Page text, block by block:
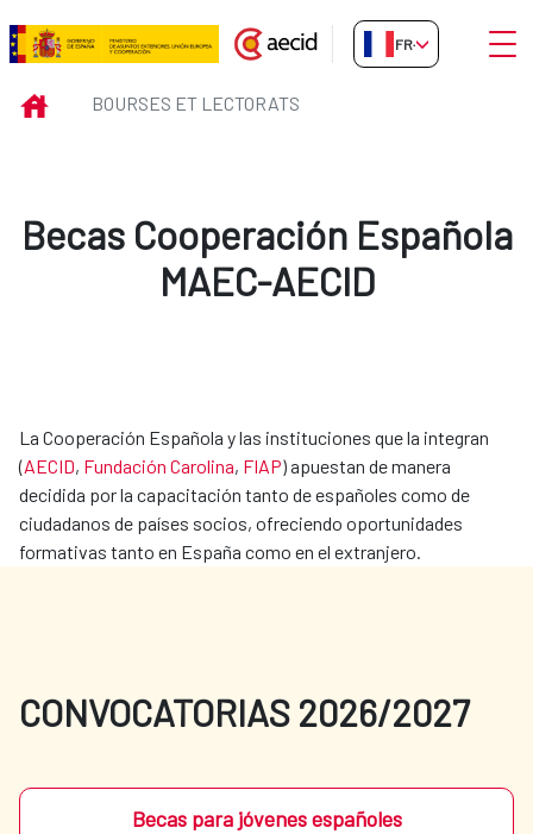
Saut au contenu principal
Bourses et Lectorats
FR-FR
INICIOBOURSES ET LECTORATS
Becas Cooperación Española
MAEC-AECID
La Cooperación Española y las instituciones que la integran
(AECID, Fundación Carolina​, FIAP​) apuestan de manera
decidida por la capacitación tanto de españoles como de
ciudadanos de países socios, ofreciendo oportunidades
formativas tanto en España como en el extranjero.
CONVOCATORIAS 2026/2027
Becas para jóvenes españoles